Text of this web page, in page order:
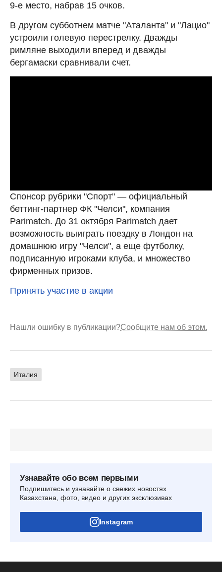
9-е место, набрав 15 очков.
В другом субботнем матче "Аталанта" и "Лацио"
устроили голевую перестрелку. Дважды
римляне выходили вперед и дважды
бергамаски сравнивали счет.
Спонсор рубрики "Спорт" — официальный
беттинг-партнер ФК "Челси", компания
Parimatch. До 31 октября Parimatch дает
возможность выиграть поездку в Лондон на
домашнюю игру "Челси", а еще футболку,
подписанную игроками клуба, и множество
фирменных призов.
Принять участие в акции
Нашли ошибку в публикации?Сообщите нам об этом.
Италия
Узнавайте обо всем первыми
Подпишитесь и узнавайте о свежих новостях
Казахстана, фото, видео и других эксклюзивах
Instagram